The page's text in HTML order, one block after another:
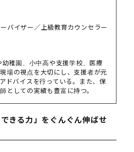
バイザー／上級教育カウンセラー
稚園、小中高や支援学校、医療
場の視点を大切にし、支援者が元
ドバイスを行っている。また、保
としての実績も豊富に持つ。
きる力」をぐんぐん伸ばせ